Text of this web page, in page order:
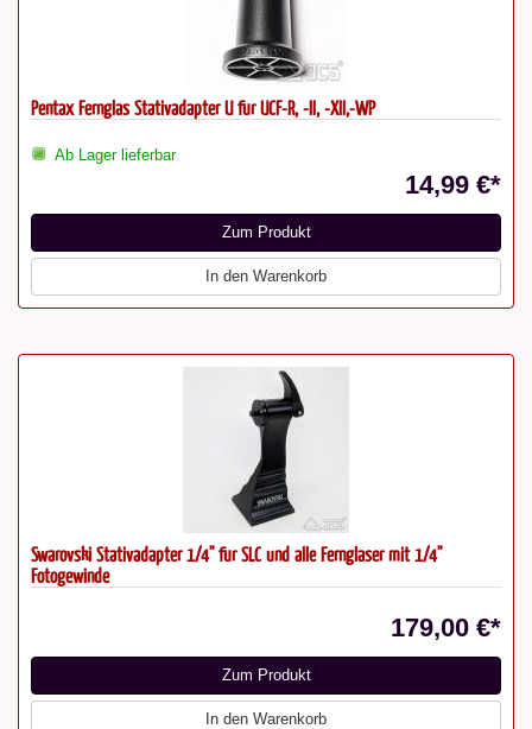
Pentax Fernglas Stativadapter U für UCF-R, -II, -XII,-WP
Ab Lager lieferbar
14,99 €*
Zum Produkt
In den Warenkorb
Swarovski Stativadapter 1/4" für SLC und alle Ferngläser mit 1/4"
Fotogewinde
179,00 €*
Zum Produkt
In den Warenkorb